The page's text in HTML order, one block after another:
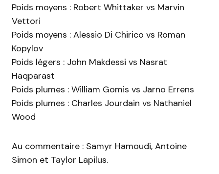
Poids moyens : Robert Whittaker vs Marvin
Vettori
Poids moyens : Alessio Di Chirico vs Roman
Kopylov
Poids légers : John Makdessi vs Nasrat
Haqparast
Poids plumes : William Gomis vs Jarno Errens
Poids plumes : Charles Jourdain vs Nathaniel
Wood
Au commentaire : Samyr Hamoudi, Antoine
Simon et Taylor Lapilus.